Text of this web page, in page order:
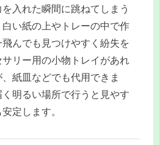
入れた瞬間に跳ねてしまう
い紙の上やトレーの中で作
んでも見つけやすく紛失を
リー用の小物トレイがあれ
紙皿などでも代用できま
明るい場所で行うと見やす
定します。